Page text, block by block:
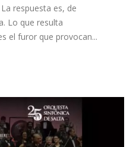
respuesta es, de
Lo que resulta
el furor que provocan...